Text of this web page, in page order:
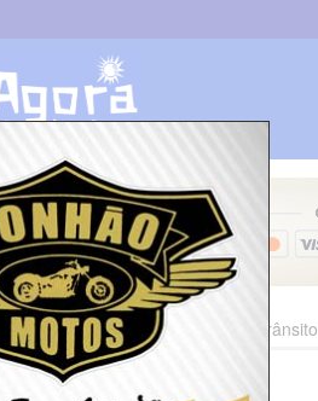
Polícia Economia Trânsito